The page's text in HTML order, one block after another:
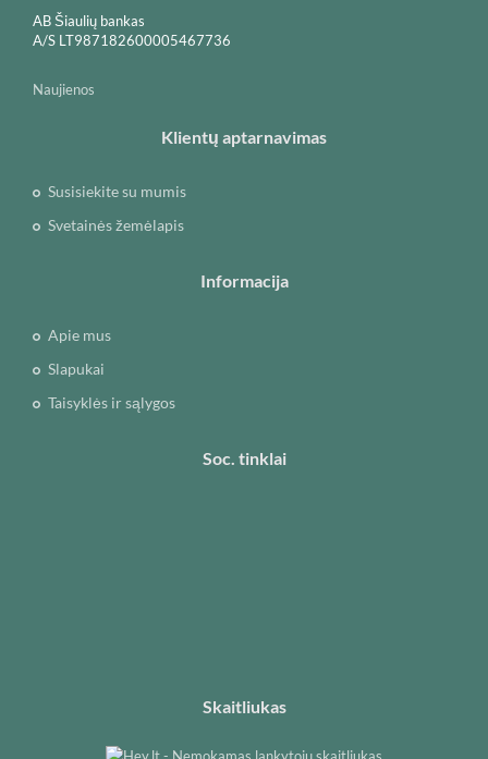
AB Šiaulių bankas
A/S LT987182600005467736
Naujienos
Klientų aptarnavimas
Susisiekite su mumis
Svetainės žemėlapis
Informacija
Apie mus
Slapukai
Taisyklės ir sąlygos
Soc. tinklai
Skaitliukas